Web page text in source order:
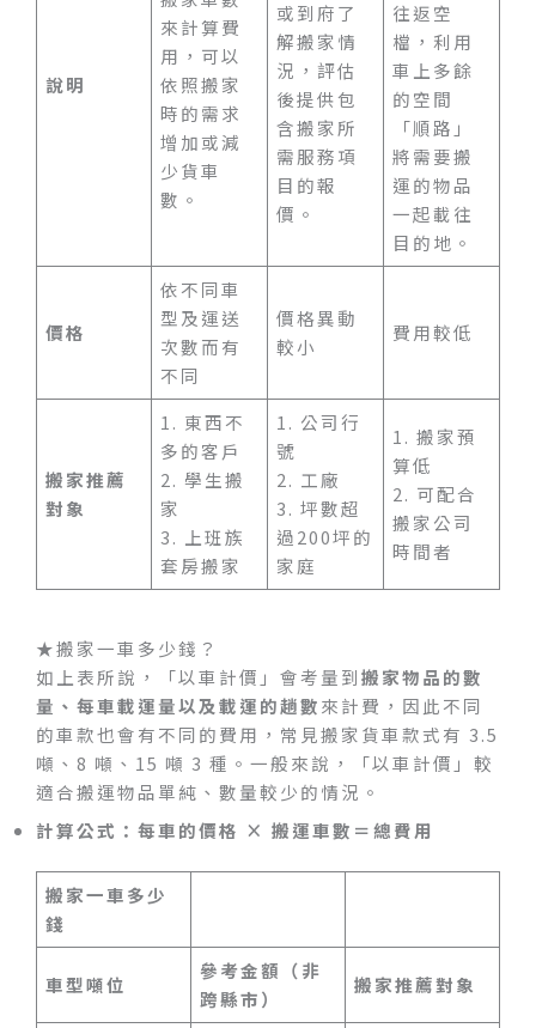
說明
來計算費
用，可以
依照搬家
時的需求
增加或減
少貨車
數。
或到府了
解搬家情
況，評估
後提供包
含搬家所
需服務項
目的報
價。
往返空
檔，利用
車上多餘
的空間
「順路」
將需要搬
運的物品
一起載往
目的地。
價格
依不同車
型及運送
次數而有
不同
價格異動
較小
費用較低
搬家推薦
對象
1. 東西不
多的客戶
2. 學生搬
家
3. 上班族
套房搬家
1. 公司行
號
2. 工廠
3. 坪數超
過200坪的
家庭
1. 搬家預
算低
2. 可配合
搬家公司
時間者
★搬家一車多少錢？
如上表所說，「以車計價」會考量到搬家物品的數
量、每車載運量以及載運的趟數來計費，因此不同
的車款也會有不同的費用，常見搬家貨車款式有 3.5
噸、8 噸、15 噸 3 種。一般來說，「以車計價」較
適合搬運物品單純、數量較少的情況。
計算公式：每車的價格 × 搬運車數＝總費用
搬家一車多少
錢
車型噸位
參考金額（非
跨縣市）
搬家推薦對象